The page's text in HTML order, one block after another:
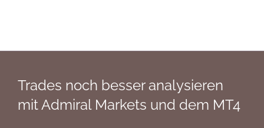
Trades noch besser analysieren
mit Admiral Markets und dem MT4